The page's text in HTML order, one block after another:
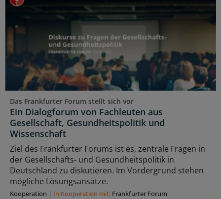
Das Frankfurter Forum stellt sich vor
Ein Dialogforum von Fachleuten aus
Gesellschaft, Gesundheitspolitik und
Wissenschaft
Ziel des Frankfurter Forums ist es, zentrale Fragen in
der Gesellschafts- und Gesundheitspolitik in
Deutschland zu diskutieren. Im Vordergrund stehen
mögliche Lösungsansätze.
Kooperation | In Kooperation mit: Frankfurter Forum